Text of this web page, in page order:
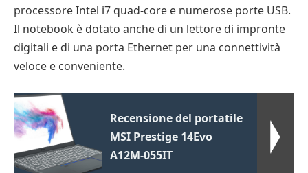
processore Intel i7 quad-core e numerose porte USB.
Il notebook è dotato anche di un lettore di impronte
digitali e di una porta Ethernet per una connettività
veloce e conveniente.
Recensione del portatile
MSI Prestige 14Evo
A12M-055IT